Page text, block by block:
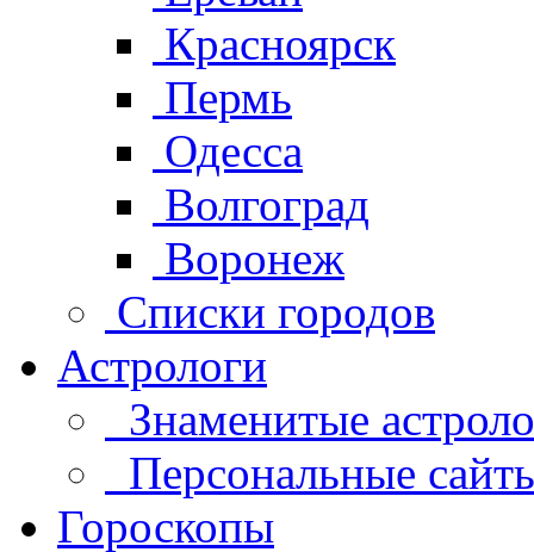
Красноярск
Пермь
Одесса
Волгоград
Воронеж
Списки городов
Астрологи
Знаменитые
Персональные
Гороскопы